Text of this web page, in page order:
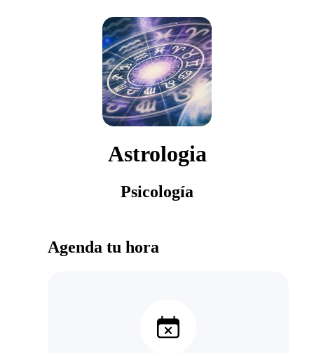
Astrologia
Psicología
Agenda tu hora